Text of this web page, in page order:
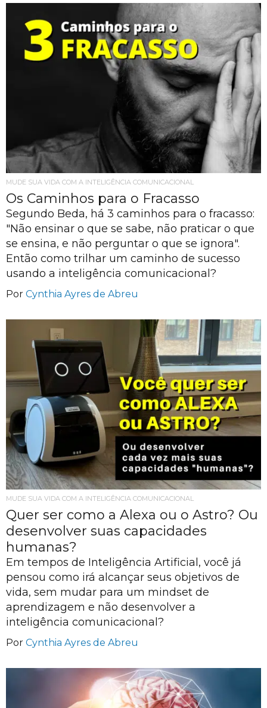
MUDE SUA VIDA COM A INTELIGÊNCIA COMUNICACIONAL
Os Caminhos para o Fracasso
Segundo Beda, há 3 caminhos para o fracasso:
"Não ensinar o que se sabe, não praticar o que
se ensina, e não perguntar o que se ignora".
Então como trilhar um caminho de sucesso
usando a inteligência comunicacional?
Por Cynthia Ayres de Abreu
MUDE SUA VIDA COM A INTELIGÊNCIA COMUNICACIONAL
Quer ser como a Alexa ou o Astro? Ou
desenvolver suas capacidades
humanas?
Em tempos de Inteligência Artificial, você já
pensou como irá alcançar seus objetivos de
vida, sem mudar para um mindset de
aprendizagem e não desenvolver a
inteligência comunicacional?
Por Cynthia Ayres de Abreu